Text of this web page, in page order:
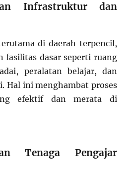
Infrastruktur dan
di daerah terpencil,
fasilitas dasar seperti ruang
peralatan belajar, dan
Hal ini menghambat proses
efektif dan merata di
Tenaga Pengajar